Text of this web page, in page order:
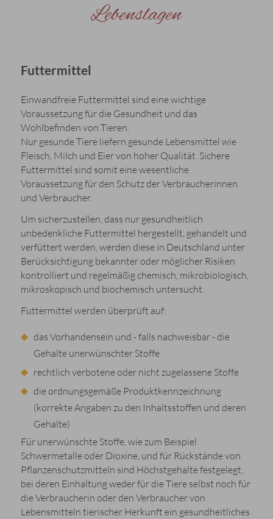
Lebenslagen
Futtermittel
Einwandfreie Futtermittel sind eine wichtige
Voraussetzung für die Gesundheit und das
Wohlbefinden von Tieren.
Nur gesunde Tiere liefern gesunde Lebensmittel wie
Fleisch, Milch und Eier von hoher Qualität. Sichere
Futtermittel sind somit eine wesentliche
Voraussetzung für den Schutz der Verbraucherinnen
und Verbraucher.
Um sicherzustellen, dass nur gesundheitlich
unbedenkliche Futtermittel hergestellt, gehandelt und
verfüttert werden, werden diese in Deutschland unter
Berücksichtigung bekannter oder möglicher Risiken
kontrolliert und regelmäßig chemisch, mikrobiologisch,
mikroskopisch und biochemisch untersucht.
Futtermittel werden überprüft auf:
das Vorhandensein und - falls nachweisbar - die
Gehalte unerwünschter Stoffe
rechtlich verbotene oder nicht zugelassene Stoffe
die ordnungsgemäße Produktkennzeichnung
(korrekte Angaben zu den Inhaltsstoffen und deren
Gehalte)
Für unerwünschte Stoffe, wie zum Beispiel
Schwermetalle oder Dioxine, und für Rückstände von
Pflanzenschutzmitteln sind Höchstgehalte festgelegt,
bei deren Einhaltung weder für die Tiere selbst noch für
die Verbraucherin oder den Verbraucher von
Lebensmitteln tierischer Herkunft ein gesundheitliches